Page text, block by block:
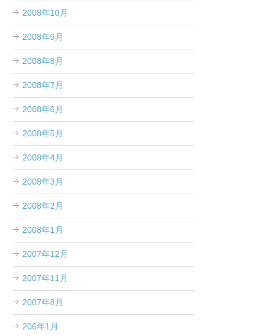
2008年10月
2008年9月
2008年8月
2008年7月
2008年6月
2008年5月
2008年4月
2008年3月
2008年2月
2008年1月
2007年12月
2007年11月
2007年8月
206年1月